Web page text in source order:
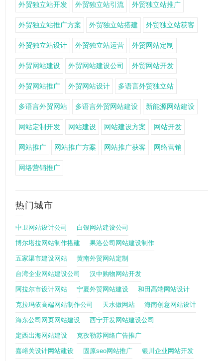
外贸独立站开发 外贸独立站引流 外贸独立站推广
外贸独立站推广方案 外贸独立站搭建 外贸独立站获客
外贸独立站设计 外贸独立站运营 外贸网站定制
外贸网站建设 外贸网站建设公司 外贸网站开发
外贸网站推广 外贸网站设计 多语言外贸独立站
多语言外贸网站 多语言外贸网站建设 新能源网站建设
网站定制开发 网站建设 网站建设方案 网站开发
网站推广 网站推广方案 网站推广获客 网络营销
网络营销推广
热门城市
中卫网站设计公司 白银网站建设公司
博尔塔拉网站制作搭建 果洛公司网站建设制作
五家渠市建设网站 黄南外贸网站定制
台湾企业网站建设公司 汉中购物网站开发
阿拉尔市设计网站 宁夏外贸网站建设 和田高端网站设计
克拉玛依高端网站制作公司 天水做网站 海南创意网站设计
海东公司网页网站建设 西宁开发网站建设公司
定西出海网站建设 克孜勒苏网络广告推广
嘉峪关设计网站建设 固原seo网站推广 银川企业网站开发